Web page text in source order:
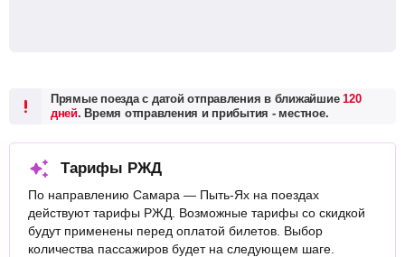
Прямые поезда с датой отправления в ближайшие120
дней. Время отправления и прибытия - местное.
Тарифы РЖД
По направлению Самара — Пыть-Ях на поездах
действуют тарифы РЖД. Возможные тарифы со скидкой
будут применены перед оплатой билетов. Выбор
количества пассажиров будет на следующем шаге.